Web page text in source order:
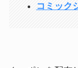
コミック